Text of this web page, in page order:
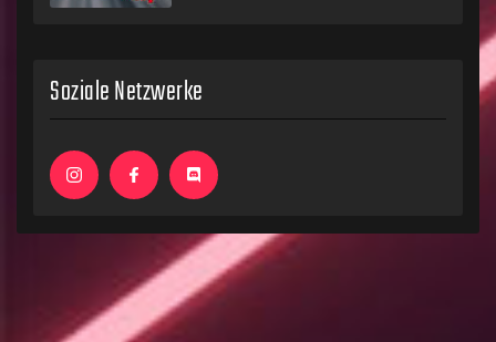
Soziale Netzwerke